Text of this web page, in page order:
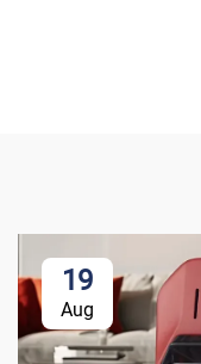
19
Aug